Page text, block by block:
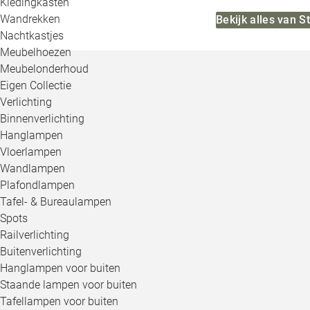
Wandrekken
Nachtkastjes
Meubelhoezen
Meubelonderhoud
Eigen Collectie
Verlichting
Binnenverlichting
Hanglampen
Vloerlampen
Wandlampen
Plafondlampen
Tafel- & Bureaulampen
Spots
Railverlichting
Buitenverlichting
Hanglampen voor buiten
Staande lampen voor buiten
Tafellampen voor buiten
Bekijk alles van